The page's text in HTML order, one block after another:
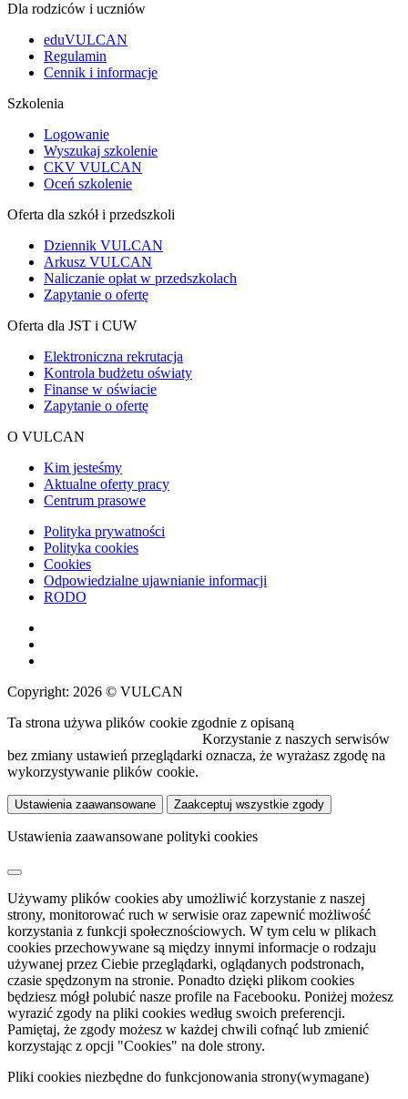
Dla rodziców i uczniów
eduVULCAN
Regulamin
Cennik i informacje
Szkolenia
Logowanie
Wyszukaj szkolenie
CKV VULCAN
Oceń szkolenie
Oferta dla szkół i przedszkoli
Dziennik VULCAN
Arkusz VULCAN
Naliczanie opłat w przedszkolach
Zapytanie o ofertę
Oferta dla JST i CUW
Elektroniczna rekrutacja
Kontrola budżetu oświaty
Finanse w oświacie
Zapytanie o ofertę
O VULCAN
Kim jesteśmy
Aktualne oferty pracy
Centrum prasowe
Polityka prywatności
Polityka cookies
Cookies
Odpowiedzialne ujawnianie informacji
RODO
Copyright: 2026 © VULCAN
Ta strona używa plików cookie zgodnie z opisaną
Korzystanie z naszych serwisów
bez zmiany ustawień przeglądarki oznacza, że wyrażasz zgodę na
wykorzystywanie plików cookie.
Ustawienia zaawansowane Zaakceptuj wszystkie zgody
Ustawienia zaawansowane polityki cookies
Używamy plików cookies aby umożliwić korzystanie z naszej
strony, monitorować ruch w serwisie oraz zapewnić możliwość
korzystania z funkcji społecznościowych. W tym celu w plikach
cookies przechowywane są między innymi informacje o rodzaju
używanej przez Ciebie przeglądarki, oglądanych podstronach,
czasie spędzonym na stronie. Ponadto dzięki plikom cookies
będziesz mógł polubić nasze profile na Facebooku. Poniżej możesz
wyrazić zgody na pliki cookies według swoich preferencji.
Pamiętaj, że zgody możesz w każdej chwili cofnąć lub zmienić
korzystając z opcji "Cookies" na dole strony.
Pliki cookies niezbędne do funkcjonowania strony(wymagane)